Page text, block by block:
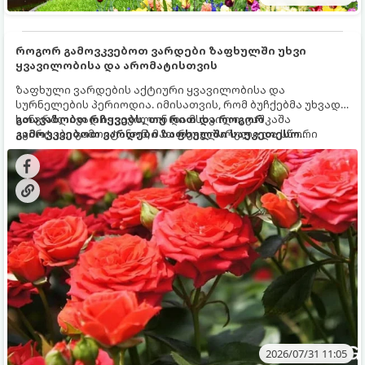
როგორ გამოვკვებოთ ვარდები ზაფხულში უხვი
ყვავილობისა და არომატისთვის
ზაფხული ვარდების აქტიური ყვავილობისა და
სურნელების პერიოდია. იმისათვის, რომ ბუჩქებმა უხვად,
ხანგრძლივად იყვავილონ და მსხვილი, კაშკაშა
კვირტები გამოიტანონ, მათ რეგულარული და სწორი
გამოკვება სჭირდებათ. ზაფხულის პერიოდში მცენარის
მოთხოვნილებები იცვლება, ამიტომ მნიშვნელოვანია
ვიცოდეთ, რომელი სასუქები გამოიყენება ამ დროს.
გთავაზობთ რჩევებს, თუ რით და როგორ
გამოვკვებოთ ვარდები ზაფხულში საუკეთესო
შედეგის მისაღწევად:
2026/07/31 11:05